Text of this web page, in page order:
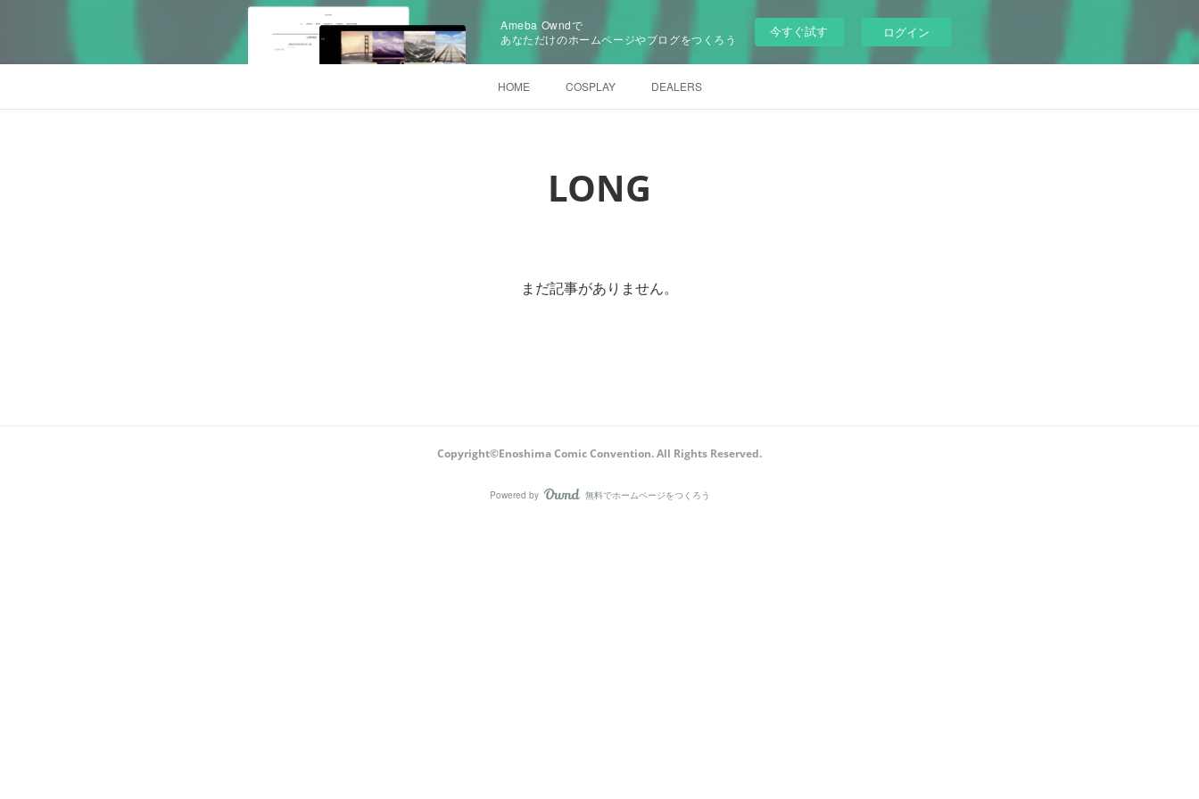
Ameba Owndで
あなただけのホームページやブログをつくろう
今すぐ試す ログイン
HOME COSPLAY DEALERS
LONG
まだ記事がありません。
Copyright©Enoshima Comic Convention. All Rights Reserved.
Powered by AmebaOwnd
無料でホームページをつくろう